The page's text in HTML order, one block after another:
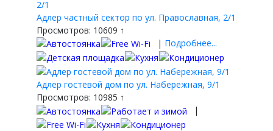
Адлер частный сектор по ул. Православная, 2/1
Просмотров: 10609 ↑
| Подробнее...
Адлер гостевой дом по ул. Набережная, 9/1
Просмотров: 10985 ↑
|